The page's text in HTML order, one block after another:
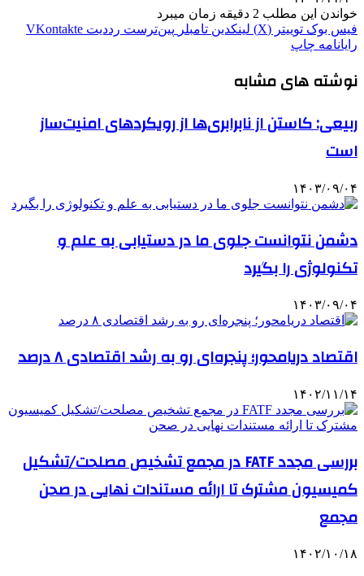
خواندن این مطلب 2 دقیقه زمان میبرد
فیس بوک توییتر (X) لینکدین ‫تامبلر ‫پین‌ترست ‫رددیت ‫VKontakte
رایانامه چاپ
نوشته های مشابه
ربیعی: کاستن از نابرابری‌ها از رویکردهای امنیت‌ساز
است
۱۴۰۳/۰۹/۰۴
دشمن نتوانست جلوی ما در دستیابی به علم و
تکنولوژی را بگیرد
۱۴۰۳/۰۹/۰۴
اقتصاد دریامحور؛ پنجره‌ای رو به رشد اقتصادی ۸ درصد
۱۴۰۲/۱۱/۱۴
بررسی مجدد FATF در مجمع تشخیص مصلحت/تشکیل
کمیسیون مشترک تا ارائه مستندات نهایی در صحن
مجمع
۱۴۰۲/۱۰/۱۸